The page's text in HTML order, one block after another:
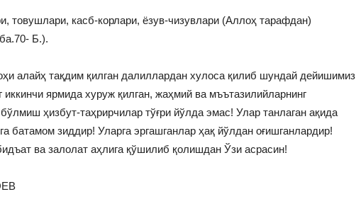
товушлари, касб-корлари, ёзув-чизувлари (Аллоҳ тарафдан)
Б.).
алайҳ тақдим қилган далиллардан хулоса қилиб шундай дейишимиз
иккинчи ярмида хуруж қилган, жаҳмий ва мъътазилийларнинг
ҳизбут-таҳрирчилар тўғри йўлда эмас! Улар танлаган ақида
батамом зиддир! Уларга эргашганлар ҳақ йўлдан оғишганлардир!
ва залолат аҳлига қўшилиб қолишдан Ўзи асрасин!